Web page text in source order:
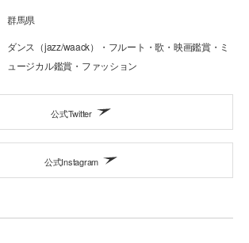
群馬県
ダンス（jazz/waack）・フルート・歌・映画鑑賞・ミ
ュージカル鑑賞・ファッション
公式Twitter
公式Instagram